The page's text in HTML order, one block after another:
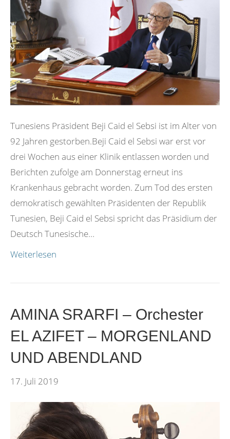
Tunesiens Präsident Beji Caid el Sebsi ist im Alter von
92 Jahren gestorben.Beji Caid el Sebsi war erst vor
drei Wochen aus einer Klinik entlassen worden und
Berichten zufolge am Donnerstag erneut ins
Krankenhaus gebracht worden. Zum Tod des ersten
demokratisch gewählten Präsidenten der Republik
Tunesien, Beji Caid el Sebsi spricht das Präsidium der
Deutsch Tunesische…
Weiterlesen
AMINA SRARFI – Orchester
EL AZIFET – MORGENLAND
UND ABENDLAND
17. Juli 2019